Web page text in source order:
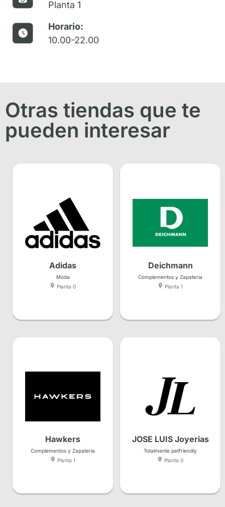
Planta 1
Horario:
10.00-22.00
Otras tiendas que te
pueden interesar
Adidas
Moda
Planta 0
Deichmann
Complementos y Zapatería
Planta 1
Hawkers
Complementos y Zapatería
Planta 1
JOSE LUIS Joyerias
Totalmente petfriendly
Planta 0